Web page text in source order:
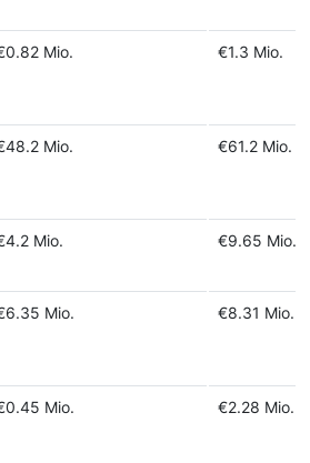
Mio. €1.3 Mio.
Mio. €61.2 Mio.
Mio. €9.65 Mio.
Mio. €8.31 Mio.
Mio. €2.28 Mio.